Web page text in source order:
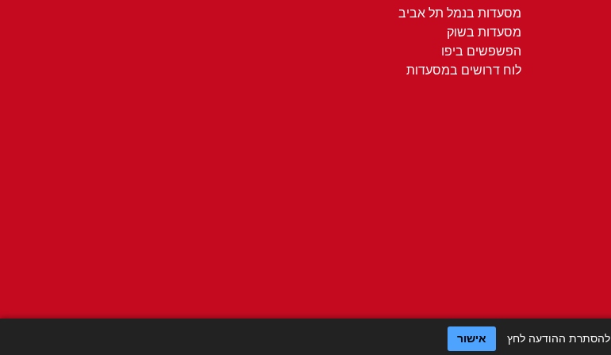
מסעדות בנמל תל אביב
מסעדות בשוק
הפשפשים ביפו
לוח דרושים במסעדות
. להסתרת ההודעה לחץ אישור